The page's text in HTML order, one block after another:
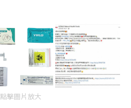
點擊圖片放大